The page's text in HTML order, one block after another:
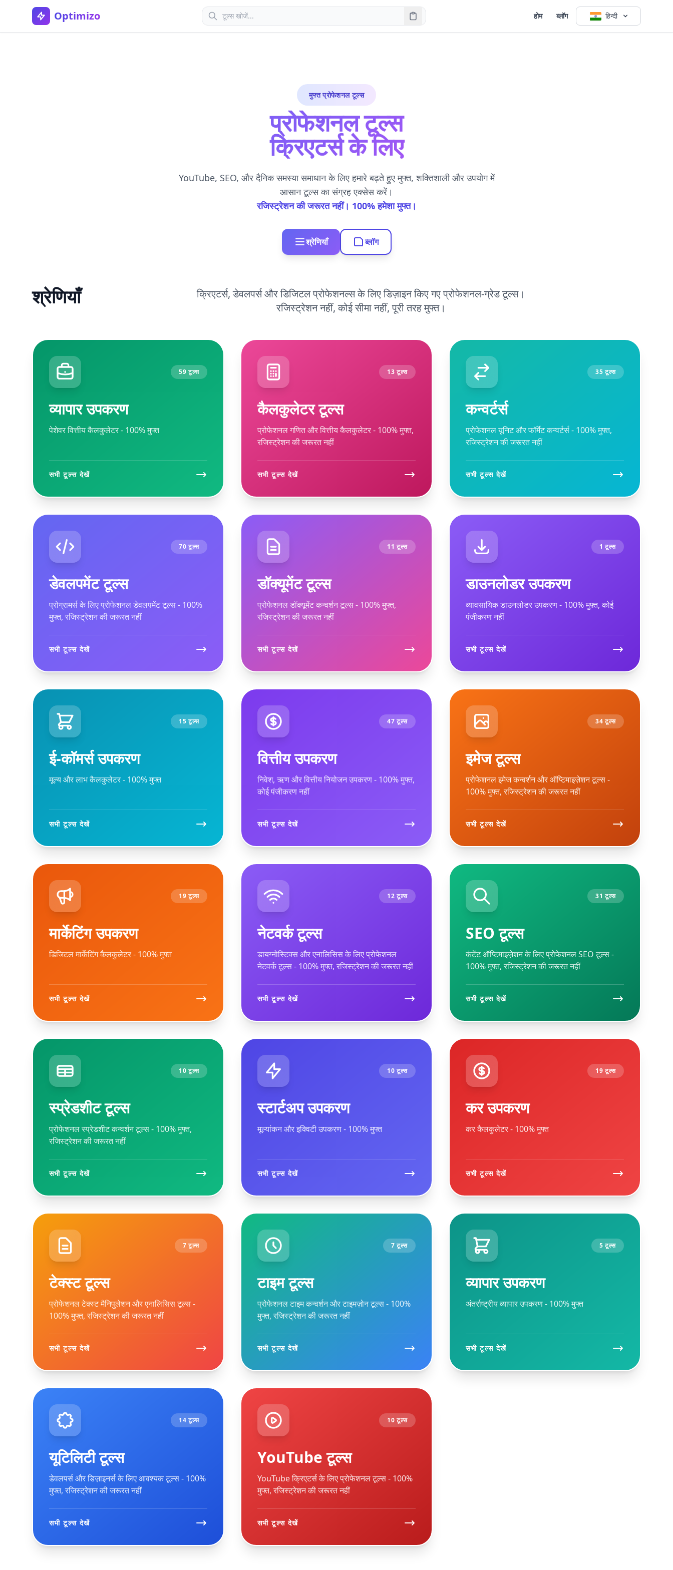
Optimizo होम ब्लॉग हिन्दी
मुफ्त प्रोफेशनल टूल्स
प्रोफेशनल टूल्स
क्रिएटर्स के लिए
YouTube, SEO, और दैनिक समस्या समाधान के लिए हमारे बढ़ते हुए मुफ्त, शक्तिशाली और उपयोग में
आसान टूल्स का संग्रह एक्सेस करें।
रजिस्ट्रेशन की जरूरत नहीं। 100% हमेशा मुफ्त।
श्रेणियाँ ब्लॉग
श्रेणियाँ
क्रिएटर्स, डेवलपर्स और डिजिटल प्रोफेशनल्स के लिए डिज़ाइन किए गए प्रोफेशनल-ग्रेड टूल्स।
रजिस्ट्रेशन नहीं, कोई सीमा नहीं, पूरी तरह मुफ्त।
59 टूल्स
व्यापार उपकरण
पेशेवर वित्तीय कैलकुलेटर - 100% मुफ्त
सभी टूल्स देखें
13 टूल्स
कैलकुलेटर टूल्स
प्रोफेशनल गणित और वित्तीय कैलकुलेटर - 100% मुफ्त,
रजिस्ट्रेशन की जरूरत नहीं
सभी टूल्स देखें
35 टूल्स
कन्वर्टर्स
प्रोफेशनल यूनिट और फॉर्मेट कन्वर्टर्स - 100% मुफ्त,
रजिस्ट्रेशन की जरूरत नहीं
सभी टूल्स देखें
70 टूल्स
डेवलपमेंट टूल्स
प्रोग्रामर्स के लिए प्रोफेशनल डेवलपमेंट टूल्स - 100%
मुफ्त, रजिस्ट्रेशन की जरूरत नहीं
सभी टूल्स देखें
11 टूल्स
डॉक्यूमेंट टूल्स
प्रोफेशनल डॉक्यूमेंट कन्वर्शन टूल्स - 100% मुफ्त,
रजिस्ट्रेशन की जरूरत नहीं
सभी टूल्स देखें
1 टूल्स
डाउनलोडर उपकरण
व्यावसायिक डाउनलोडर उपकरण - 100% मुफ़्त, कोई
पंजीकरण नहीं
सभी टूल्स देखें
15 टूल्स
ई-कॉमर्स उपकरण
मूल्य और लाभ कैलकुलेटर - 100% मुफ्त
सभी टूल्स देखें
47 टूल्स
वित्तीय उपकरण
निवेश, ऋण और वित्तीय नियोजन उपकरण - 100% मुफ्त,
कोई पंजीकरण नहीं
सभी टूल्स देखें
34 टूल्स
इमेज टूल्स
प्रोफेशनल इमेज कन्वर्शन और ऑप्टिमाइज़ेशन टूल्स -
100% मुफ्त, रजिस्ट्रेशन की जरूरत नहीं
सभी टूल्स देखें
19 टूल्स
मार्केटिंग उपकरण
डिजिटल मार्केटिंग कैलकुलेटर - 100% मुफ्त
सभी टूल्स देखें
12 टूल्स
नेटवर्क टूल्स
डायग्नोस्टिक्स और एनालिसिस के लिए प्रोफेशनल
नेटवर्क टूल्स - 100% मुफ्त, रजिस्ट्रेशन की जरूरत नहीं
सभी टूल्स देखें
31 टूल्स
SEO टूल्स
कंटेंट ऑप्टिमाइज़ेशन के लिए प्रोफेशनल SEO टूल्स -
100% मुफ्त, रजिस्ट्रेशन की जरूरत नहीं
सभी टूल्स देखें
10 टूल्स
स्प्रेडशीट टूल्स
प्रोफेशनल स्प्रेडशीट कन्वर्शन टूल्स - 100% मुफ्त,
रजिस्ट्रेशन की जरूरत नहीं
सभी टूल्स देखें
10 टूल्स
स्टार्टअप उपकरण
मूल्यांकन और इक्विटी उपकरण - 100% मुफ्त
सभी टूल्स देखें
19 टूल्स
कर उपकरण
कर कैलकुलेटर - 100% मुफ्त
सभी टूल्स देखें
7 टूल्स
टेक्स्ट टूल्स
प्रोफेशनल टेक्स्ट मैनिपुलेशन और एनालिसिस टूल्स -
100% मुफ्त, रजिस्ट्रेशन की जरूरत नहीं
सभी टूल्स देखें
7 टूल्स
टाइम टूल्स
प्रोफेशनल टाइम कन्वर्शन और टाइमज़ोन टूल्स - 100%
मुफ्त, रजिस्ट्रेशन की जरूरत नहीं
सभी टूल्स देखें
5 टूल्स
व्यापार उपकरण
अंतर्राष्ट्रीय व्यापार उपकरण - 100% मुफ्त
सभी टूल्स देखें
14 टूल्स
यूटिलिटी टूल्स
डेवलपर्स और डिज़ाइनर्स के लिए आवश्यक टूल्स - 100%
मुफ्त, रजिस्ट्रेशन की जरूरत नहीं
सभी टूल्स देखें
10 टूल्स
YouTube टूल्स
YouTube क्रिएटर्स के लिए प्रोफेशनल टूल्स - 100%
मुफ्त, रजिस्ट्रेशन की जरूरत नहीं
सभी टूल्स देखें